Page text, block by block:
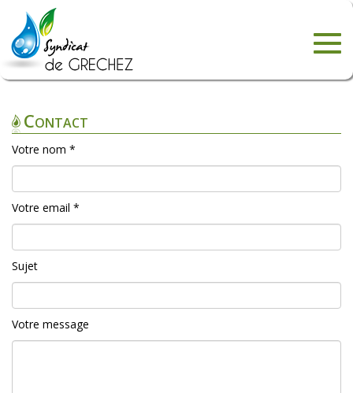
Contact
Votre nom *
Votre email *
Sujet
Votre message